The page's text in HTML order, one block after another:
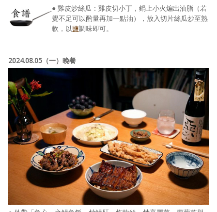
● 雞皮炒絲瓜：雞皮切小丁，鍋上小火煸出油脂（若
覺不足可以酌量再加一點油），放入切片絲瓜炒至熟
軟，以鹽調味即可。
2024.08.05（一）晚餐